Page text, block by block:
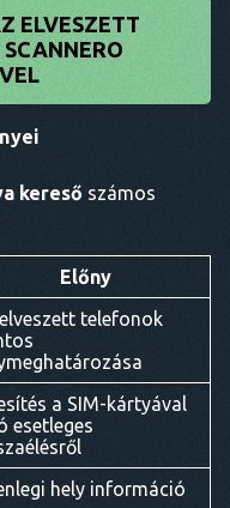
ELVESZETT
kereső számos
Előny
telefonok
a SIM-kártyával
esetleges
hely információ